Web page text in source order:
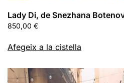
Lady Di, de Snezhana
850,00 €
Afegeix a la cistella